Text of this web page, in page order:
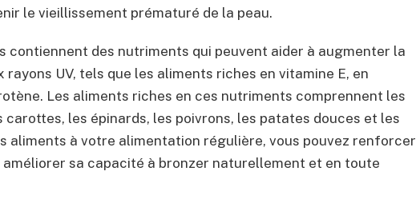
le vieillissement prématuré de la peau.
contiennent des nutriments qui peuvent aider à augmenter la
rayons UV, tels que les aliments riches en vitamine E, en
Les aliments riches en ces nutriments comprennent les
carottes, les épinards, les poivrons, les patates douces et les
aliments à votre alimentation régulière, vous pouvez renforcer
sa capacité à bronzer naturellement et en toute